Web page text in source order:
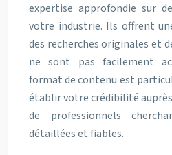
expertise approfondie sur
votre industrie. Ils offrent
des recherches originales et
ne sont pas facilement
format de contenu est
établir votre crédibilité auprès
de professionnels
détaillées et fiables.